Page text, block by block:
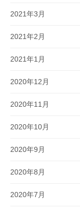
2021年3月
2021年2月
2021年1月
2020年12月
2020年11月
2020年10月
2020年9月
2020年8月
2020年7月